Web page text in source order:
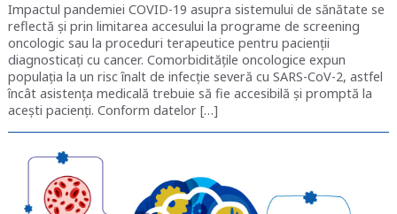
Impactul pandemiei COVID-19 asupra sistemului de sănătate se
reflectă și prin limitarea accesului la programe de screening
oncologic sau la proceduri terapeutice pentru pacienții
diagnosticați cu cancer. Comorbiditățile oncologice expun
populația la un risc înalt de infecție severă cu SARS-CoV-2, astfel
încât asistența medicală trebuie să fie accesibilă și promptă la
acești pacienți. Conform datelor […]